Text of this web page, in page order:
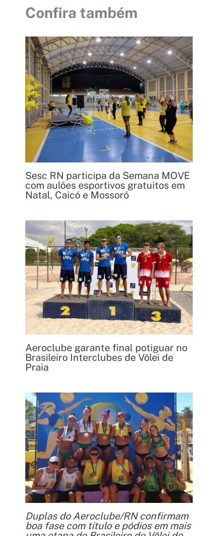
Confira também
Sesc RN participa da Semana MOVE
com aulões esportivos gratuitos em
Natal, Caicó e Mossoró
Aeroclube garante final potiguar no
Brasileiro Interclubes de Vôlei de
Praia
Duplas do Aeroclube/RN confirmam
boa fase com título e pódios em mais